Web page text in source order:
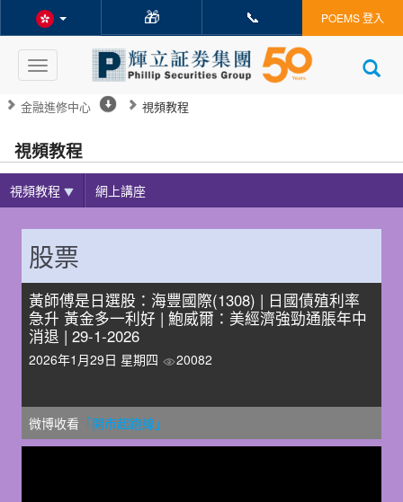
🎁 📞 POEMS 登入
Toggle
navigation
金融進修中心 視頻教程
視頻教程
視頻教程 網上講座
股票
黃師傅是日選股：海豐國際(1308) | 日國債殖利率
急升 黃金多一利好 | 鮑威爾：美經濟強勁通脹年中
消退 | 29-1-2026
2026年1月29日 星期四 20082
微博收看 「開市起跑線」